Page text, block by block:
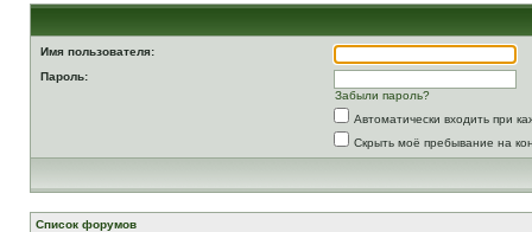
Имя пользователя:
Пароль:
Забыли пароль?
Автоматически входить при
Скрыть моё пребывание на
Список форумов